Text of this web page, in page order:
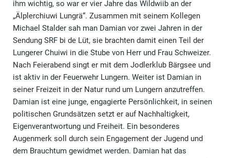
ihm wichtig, so war er vier Jahre das Wildwiib an der
„Älplerchiuwi Lungrä“. Zusammen mit seinem Kollegen
Michael Stalder sah man Damian vor zwei Jahren in der
Sendung SRF bi de Lüt, sie brachten damit einen Teil der
Lungerer Chuiwi in die Stube von Herr und Frau Schweizer.
Nach Feierabend singt er mit dem Jodlerklub Bärgsee und
ist aktiv in der Feuerwehr Lungern. Weiter ist Damian in
seiner Freizeit in der Natur rund um Lungern anzutreffen.
Damian ist eine junge, engagierte Persönlichkeit, in seinen
politischen Grundsätzen setzt er auf Nachhaltigkeit,
Eigenverantwortung und Freiheit. Ein besonderes
Augenmerk soll durch sein Engagement der Jugend und
dem Brauchtum gewidmet werden. Damian hat das